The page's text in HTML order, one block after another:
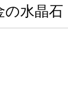
の水晶石